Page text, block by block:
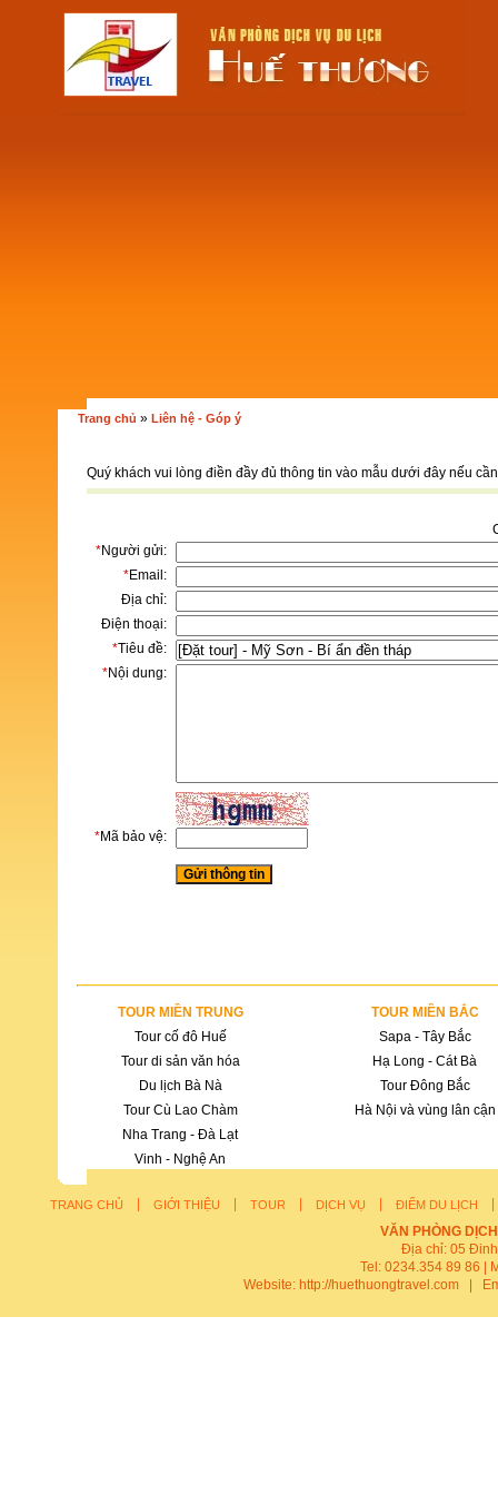
Trang chủ » Liên hệ - Góp ý
Quý khách vui lòng điền đầy đủ thông tin vào mẫu dưới đây nếu
*Người gửi:
*Email:
Địa chỉ:
Điện thoại:
*Tiêu đề:
*Nội dung:
*Mã bảo vệ:
TOUR MIỀN TRUNG
Tour cố đô Huế
Tour di sản văn hóa
Du lịch Bà Nà
Tour Cù Lao Chàm
Nha Trang - Đà Lạt
Vinh - Nghệ An
TOUR MIỀN BẮC
Sapa - Tây Bắc
Hạ Long - Cát Bà
Tour Đông Bắc
Hà Nội và vùng lân cận
TRANG CHỦ GIỚI THIỆU TOUR DỊCH VỤ ĐIỂM DU LỊCH
VĂN PHÒNG
Địa chỉ: 05
Tel: 0234.354 89 86 |
Website: http://huethuongtravel.com |